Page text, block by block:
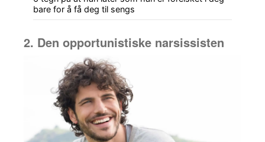
bare for å få deg til sengs
2. Den opportunistiske narsissisten